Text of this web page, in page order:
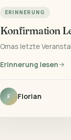
ERINNERUNG
Konfirmation
Omas letzte
Erinnerung lesen
F Florian